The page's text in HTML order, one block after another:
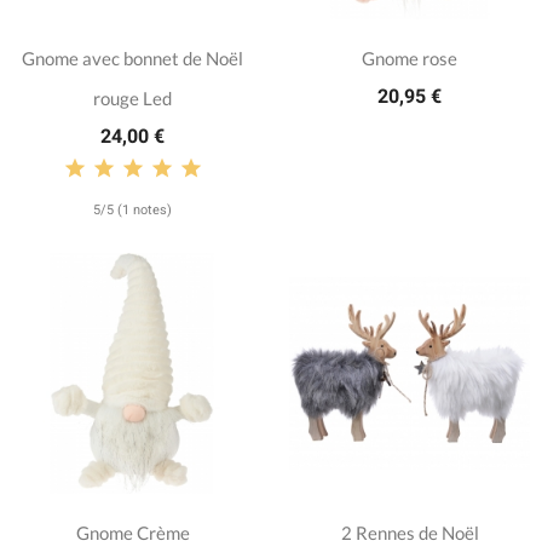
Gnome avec bonnet de Noël
rouge Led
24,00 €
5/5 (1 notes)
Gnome rose
20,95 €
Gnome Crème 2 Rennes de Noël